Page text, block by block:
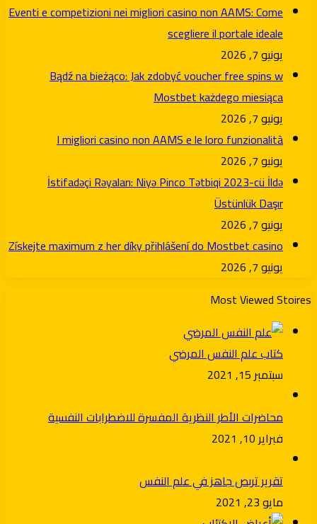
Eventi e competizioni nei migliori casino non AAMS: Come
scegliere il portale ideale
يونيو 7, 2026
Bądź na bieżąco: Jak zdobyć voucher free spins w
Mostbet każdego miesiąca
يونيو 7, 2026
I migliori casino non AAMS e le loro funzionalità
يونيو 7, 2026
İstifadəçi Rəyaları: Niyə Pinco Tətbiqi 2023-cü İldə
Üstünlük Daşır
يونيو 7, 2026
Získejte maximum z her díky přihlášení do Mostbet casino
يونيو 7, 2026
Most Viewed Stoires
كتاب علم النفس المرضي
سبتمبر 15, 2021
محاضرات الأطر النظرية المفسرة للاضطرابات النفسية
فبراير 10, 2021
تقرير تربص جاهز في علم النفس
مايو 23, 2021